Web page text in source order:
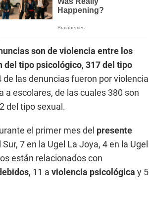
son de violencia entre los
del tipo psicológico, 317 del tipo
de las denuncias fueron por violencia
escolares, de las cuales 380 son
del tipo sexual.
el primer mes del presente
Sur, 7 en la Ugel La Joya, 4 en la Ugel
están relacionados con
, 11 a violencia psicológica y 5